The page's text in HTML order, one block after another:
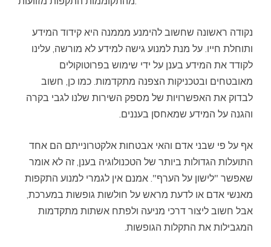
נקודה ראשונה שחשוב להימנע מממנה היא קידוד המידע
ותוחלת חייו. על מנת למנוע גישה למידע לא מורשה, עלינו
לקודד את המידע בענן על ידי שימוש בפרוטוקולים
מאובטחים ובטכניקות הצפנה מתקדמות. כמו כן, חשוב
לבדוק את האפשרויות של מספק השירות שלנו לגבי בקרה
והגנה על המידע שמאחסן בעננים.
אף על פי שבני אדם והאי אבטחות אלקטרונייתם הם אחד
התועלות הגדולות ביותר של הטכנולוגיה בענן, זה לא אומר
שאפשר "לישון על הערף". אמנם אין לגמרי למנוע התקפות
מאנשי אדם או לדעת מראש על חולשות גופשות במערכת,
אבל חשוב ליצור דרכי מניעה ולפתח אשתות מתקדמות
המגבילות את התקלות הגופשות.